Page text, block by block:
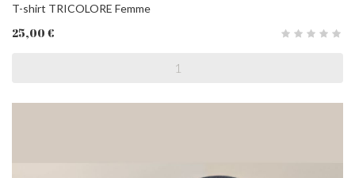
T-shirt TRICOLORE Femme
25,00 €